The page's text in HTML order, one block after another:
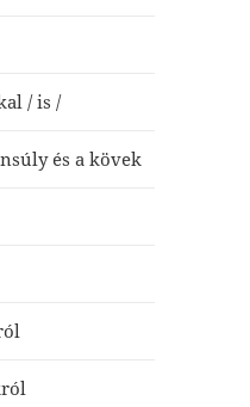
/ is /
és a kövek